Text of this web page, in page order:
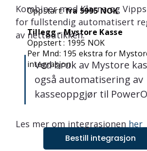
Oppstart:fra 5995 NOK
Tillegg - Mystore Kasse
Oppstert : 1995 NOK
Per Mnd: 195 ekstra for
integrasjon
Abonnement faktureres per 3
har ikke noe bindingstid
Bestill integrasjon
Kombiner med Klarna og
for fullstendig automatisert
av nettbutikken.
Ved bruk av Mystore
også automatisering av
kasseoppgjør til
Les mer om integrasjonen her